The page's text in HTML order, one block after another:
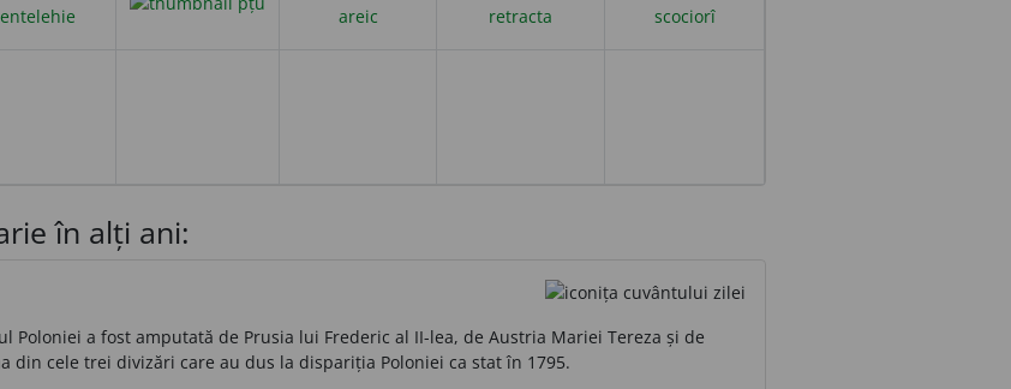
în alți ani:
Poloniei a fost amputată de Prusia lui Frederic al II-lea, de Austria Mariei Tereza și de
din cele trei divizări care au dus la dispariția Poloniei ca stat în 1795.